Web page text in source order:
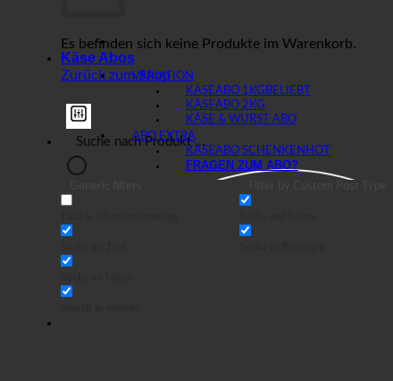
Es befinden sich keine Produkte im Warenkorb.
Zurück zum Shop
Käse Abos
VARIATION
KÄSEABO 1KG
KÄSEABO 2KG
KÄSE & WURST ABO
ABO EXTRA
KÄSEABO SCHENKEN
FRAGEN ZUM ABO?